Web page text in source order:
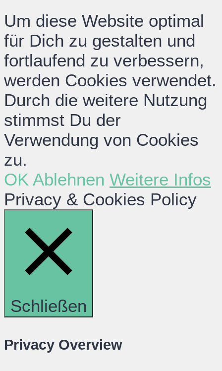
Um diese Website optimal
für Dich zu gestalten und
fortlaufend zu verbessern,
werden Cookies verwendet.
Durch die weitere Nutzung
stimmst Du der
Verwendung von Cookies
zu.
OK Ablehnen Weitere Infos
Privacy & Cookies Policy
Schließen
Privacy Overview